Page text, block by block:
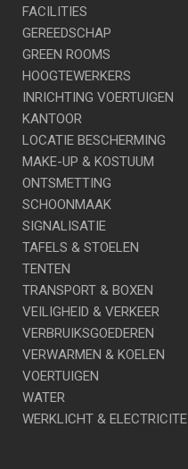
FACILITIES
GEREEDSCHAP
GREEN ROOMS
HOOGTEWERKERS
INRICHTING VOERTUIGEN
KANTOOR
LOCATIE BESCHERMING
MAKE-UP & KOSTUUM
ONTSMETTING
SCHOONMAAK
SIGNALISATIE
TAFELS & STOELEN
TENTEN
TRANSPORT & BOXEN
VEILIGHEID & VERKEER
VERBRUIKSGOEDEREN
VERWARMEN & KOELEN
VOERTUIGEN
WATER
WERKLICHT &